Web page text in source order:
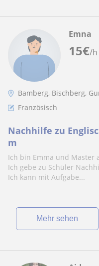
15€/h
Emna
Bamberg, Bischberg,
Französisch
Nachhilfe zu
m
Ich bin Emma und Master
Ich gebe zu Schüler
Ich kann mit Aufgabe...
Mehr sehen